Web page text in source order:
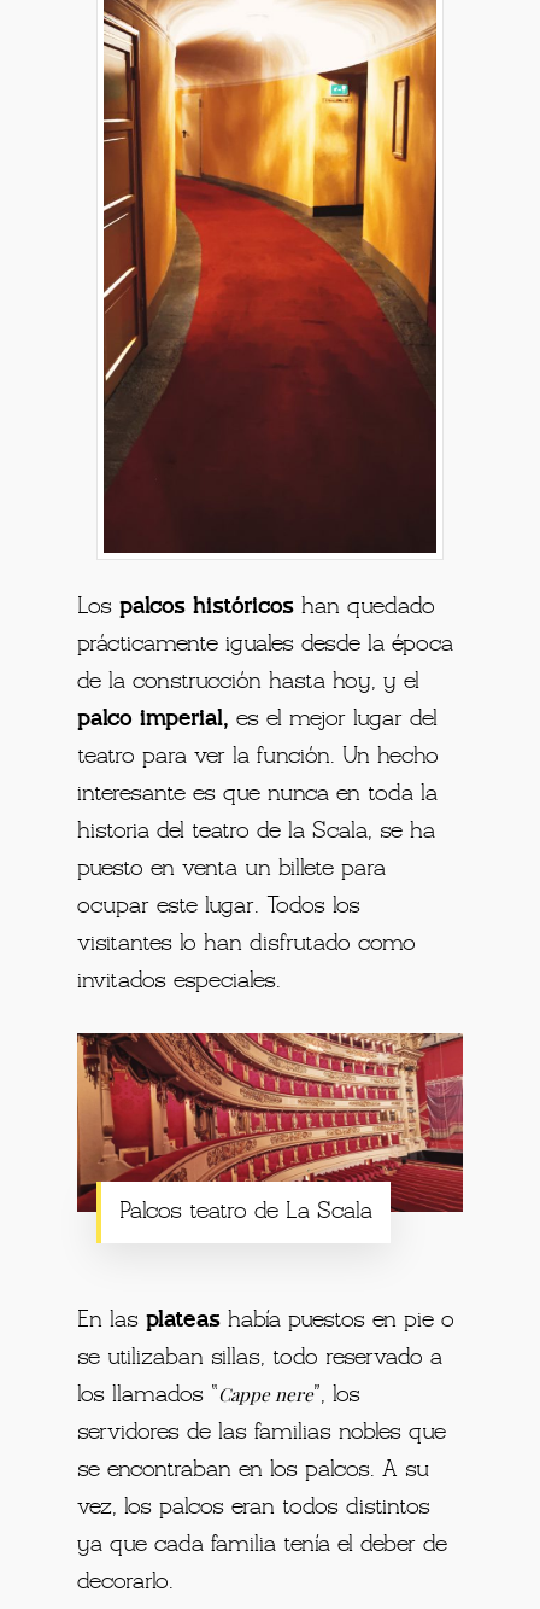
Lospalcos históricos han quedado
prácticamente iguales desde la época
de la construcción hasta hoy, y el
palco imperial, es el mejor lugar del
teatro para ver la función. Un hecho
interesante es que nunca en toda la
historia del teatro de la Scala, se ha
puesto en venta un billete para
ocupar este lugar. Todos los
visitantes lo han disfrutado como
invitados especiales.
Palcos teatro de La Scala
En lasplateas había puestos en pie o
se utilizaban sillas, todo reservado a
los llamados “Cappe nere”, los
servidores de las familias nobles que
se encontraban en los palcos. A su
vez, los palcos eran todos distintos
ya que cada familia tenía el deber de
decorarlo.